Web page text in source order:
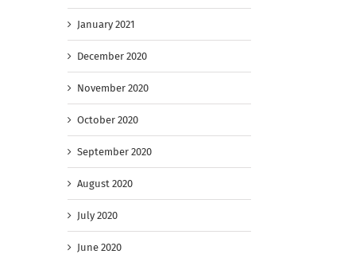
January 2021
December 2020
November 2020
October 2020
September 2020
August 2020
July 2020
June 2020